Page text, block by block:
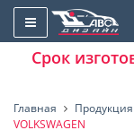
Срок
Главная Продукция
VOLKSWAGEN